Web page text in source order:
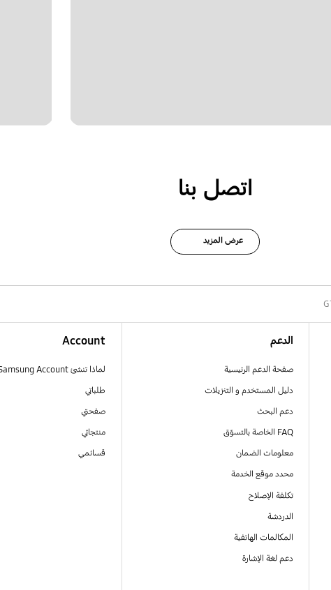
اتصل بنا
عرض المزيد
الدعم
صفحة الدعم الرئيسية
دليل المستخدم و التنزيلات
دعم البحث
FAQ الخاصة بالتسوّق
معلومات الضمان
محدد موقع الخدمة
تكلفة الإصلاح
الدردشة
المكالمات الهاتفية
دعم لغة الإشارة
Account
لماذا تنشئ Samsung Account
طلباتي
صفحتي
منتجاتي
قسائمي